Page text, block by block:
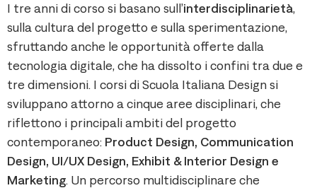
I tre anni di corso si basano sull’interdisciplinarietà,
sulla cultura del progetto e sulla sperimentazione,
sfruttando anche le opportunità offerte dalla
tecnologia digitale, che ha dissolto i confini tra due e
tre dimensioni. I corsi di Scuola Italiana Design si
sviluppano attorno a cinque aree disciplinari, che
riflettono i principali ambiti del progetto
contemporaneo: Product Design, Communication
Design, UI/UX Design, Exhibit & Interior Design e
Marketing. Un percorso multidisciplinare che